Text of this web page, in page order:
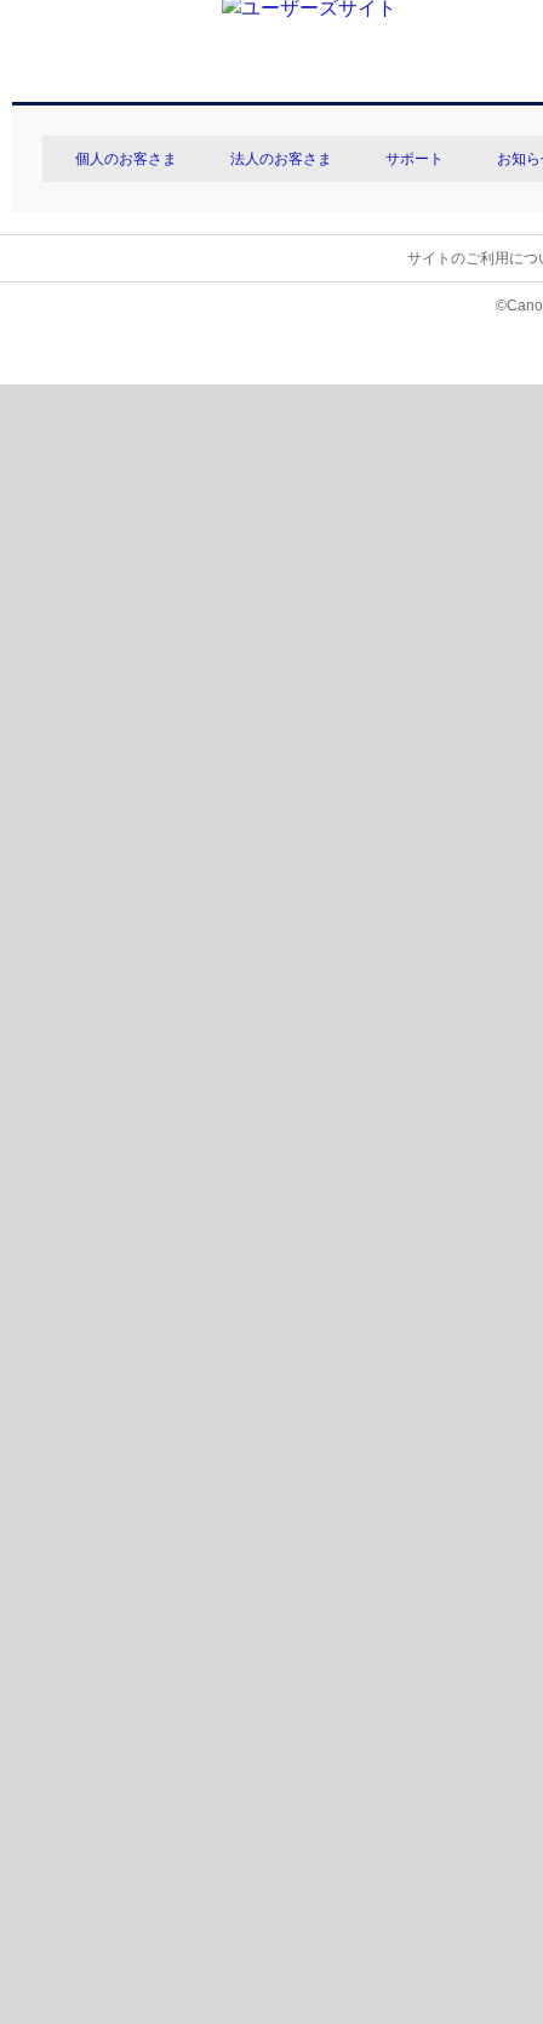
個人のお客さま 法人のお客さま サポート お知
サイトのご利用につ